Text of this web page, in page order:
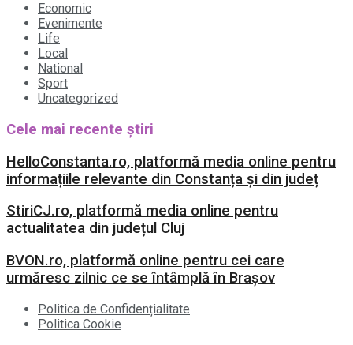
Economic
Evenimente
Life
Local
National
Sport
Uncategorized
Cele mai recente știri
HelloConstanta.ro, platformă media online pentru
informațiile relevante din Constanța și din județ
StiriCJ.ro, platformă media online pentru
actualitatea din județul Cluj
BVON.ro, platformă online pentru cei care
urmăresc zilnic ce se întâmplă în Brașov
Politica de Confidențialitate
Politica Cookie